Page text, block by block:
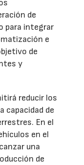
de
para integrar
e
de
y
reducir los
capacidad de
En el
en el
una
de